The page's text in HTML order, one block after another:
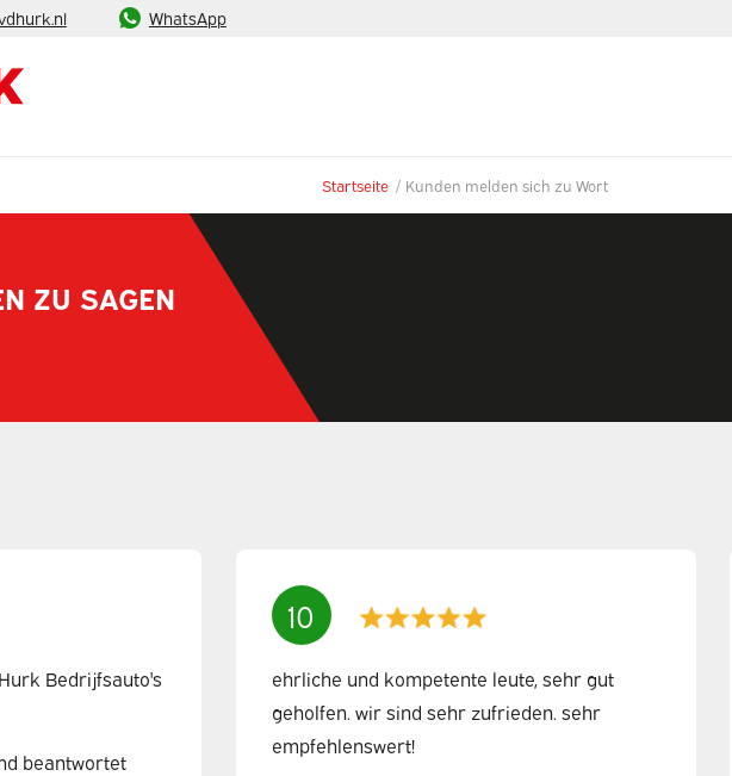
WhatsApp
Startseite / Kunden melden sich zu Wort
ZU SAGEN
Bedrijfsauto's
beantwortet
10
ehrliche und kompetente leute, sehr gut
geholfen. wir sind sehr zufrieden. sehr
empfehlenswert!